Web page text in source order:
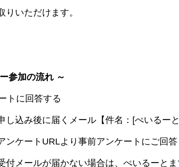
りいただけます。
参加の流れ ～
トに回答する
し込み後に届くメール【件名：[ぺいるー
ンケートURLより事前アンケートにご回答
付メールが届かない場合は、ぺいるーと